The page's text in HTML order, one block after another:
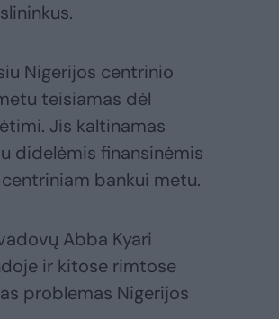
Nigerijos centrinio
teisiamas dėl
Jis kaltinamas
didelėmis finansinėmis
bankui metu.
Abba Kyari
ir kitose rimtose
problemas Nigerijos